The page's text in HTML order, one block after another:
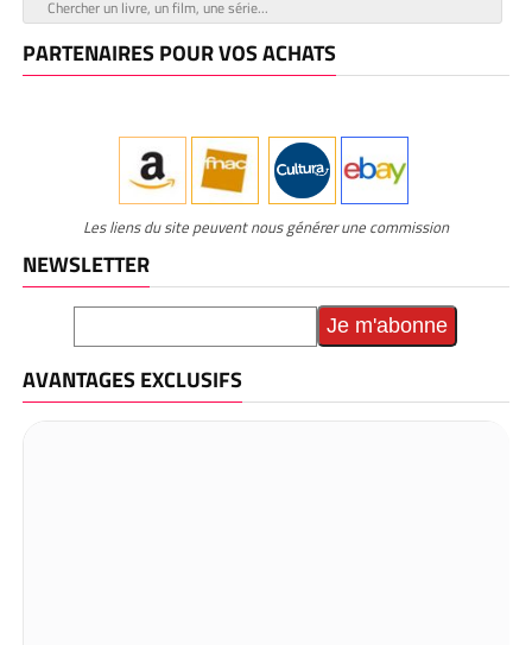
PARTENAIRES POUR VOS ACHATS
Les liens du site peuvent nous générer une commission
NEWSLETTER
AVANTAGES EXCLUSIFS